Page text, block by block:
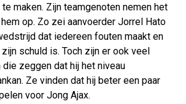
maken. Zijn teamgenoten nemen het
op. Zo zei aanvoerder Jorrel Hato
dat iedereen fouten maakt en
schuld is. Toch zijn er ook veel
die zeggen dat hij het niveau
Ze vinden dat hij beter een paar
voor Jong Ajax.